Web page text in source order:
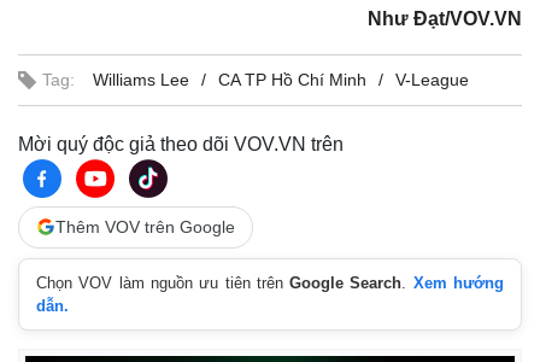
Như Đạt/VOV.VN
Tag: Williams Lee CA TP Hồ Chí Minh V-League
Mời quý độc giả theo dõi VOV.VN trên
Thêm VOV trên Google
Chọn VOV làm nguồn ưu tiên trênGoogle Search
Xem hướng
dẫn.